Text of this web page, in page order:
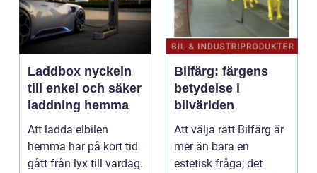
Laddbox nyckeln
till enkel och säker
laddning hemma
Att ladda elbilen
hemma har på kort tid
gått från lyx till vardag.
Bilfärg: färgens
betydelse i
bilvärlden
Att välja rätt Bilfärg är
mer än bara en
estetisk fråga; det